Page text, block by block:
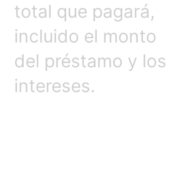
total que pagará,
incluido el monto
del préstamo y los
intereses.